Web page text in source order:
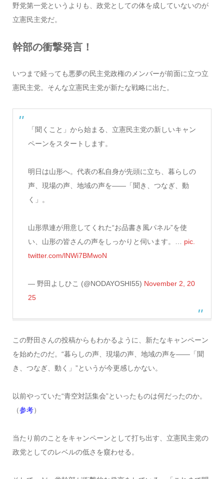
野党第一党というよりも、政党としての体を成していないのが
立憲民主党だ。
幹部の衝撃発言！
いつまで経っても悪夢の民主党政権のメンバーが前面に立つ立
憲民主党。そんな立憲民主党が新たな戦略に出た。
「聞くこと」から始まる、立憲民主党の新しいキャン
ペーンをスタートします。
明日は山形へ。代表の私自身が先頭に立ち、暮らしの
声、現場の声、地域の声を——「聞き、つなぎ、動
く」。
山形県連が用意してくれた“お品書き風パネル”を使
い、山形の皆さんの声をしっかりと伺います。… pic.
twitter.com/lNWi7BMwoN
— 野田よしひこ (@NODAYOSHI55) November 2, 20
25
この野田さんの投稿からもわかるように、新たなキャンペーン
を始めたのだ。“暮らしの声、現場の声、地域の声を——「聞
き、つなぎ、動く」”というが今更感しかない。
以前やっていた“青空対話集会”といったものは何だったのか。
（参考）
当たり前のことをキャンペーンとして打ち出す、立憲民主党の
政党としてのレベルの低さを窺わせる。